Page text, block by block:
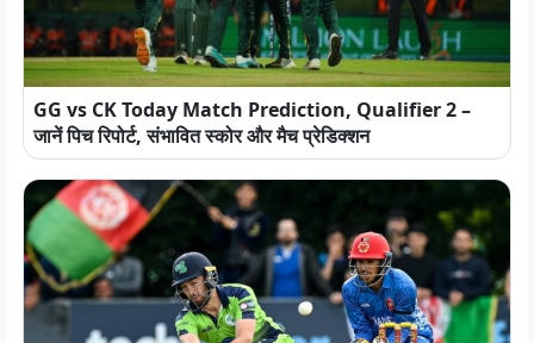
GG vs CK Today Match Prediction, Qualifier 2 –
जानें पिच रिपोर्ट, संभावित स्कोर और मैच प्रेडिक्शन